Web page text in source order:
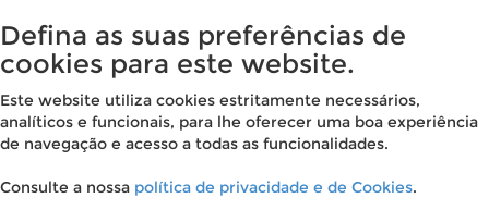
Defina as suas preferências de
cookies para este website.
Este website utiliza cookies estritamente necessários,
analíticos e funcionais, para lhe oferecer uma boa experiência
de navegação e acesso a todas as funcionalidades.
Consulte a nossa política de privacidade e de Cookies.